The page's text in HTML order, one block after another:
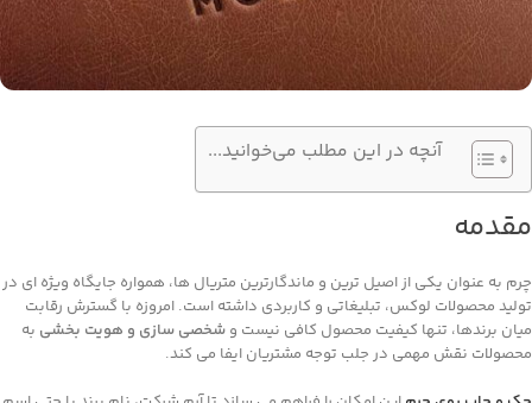
آنچه در این مطلب می‌خوانید...
مقدمه
چرم به ‌عنوان یکی از اصیل ‌ترین و ماندگارترین متریال ‌ها، همواره جایگاه ویژه ‌ای در
تولید محصولات لوکس، تبلیغاتی و کاربردی داشته است. امروزه با گسترش رقابت
میان برندها، تنها کیفیت محصول کافی نیست و شخصی‌ سازی و هویت‌ بخشی به
محصولات نقش مهمی در جلب توجه مشتریان ایفا می ‌کند.